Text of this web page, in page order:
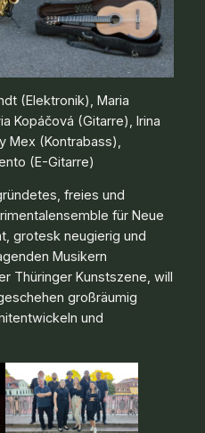
(Elektronik), Maria
Kopáčová (Gitarre), Irina
Mex (Kontrabass),
(E-Gitarre)
freies und
für Neue
grotesk neugierig und
Musikern
Thüringer Kunstszene, will
großräumig
und